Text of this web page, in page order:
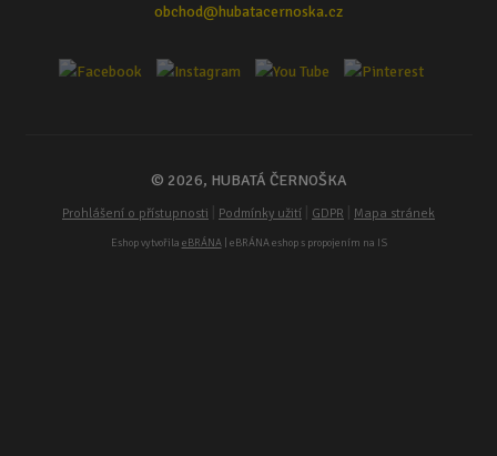
obchod@hubatacernoska.cz
© 2026, HUBATÁ ČERNOŠKA
Prohlášení o přístupnosti Podmínky užití GDPR Mapa stránek
Eshop vytvořila eBRÁNA| eBRÁNA eshop s propojením na IS